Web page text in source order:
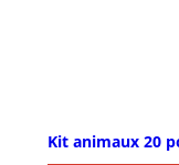
Kit animaux 20